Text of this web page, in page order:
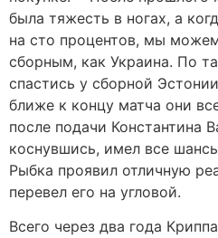
была тяжесть в ногах, а
на сто процентов, мы
сборным, как Украина. По
спастись у сборной
ближе к концу матча они
после подачи Константина
коснувшись, имел все
Рыбка проявил отличную
перевел его на угловой.
Всего через два года